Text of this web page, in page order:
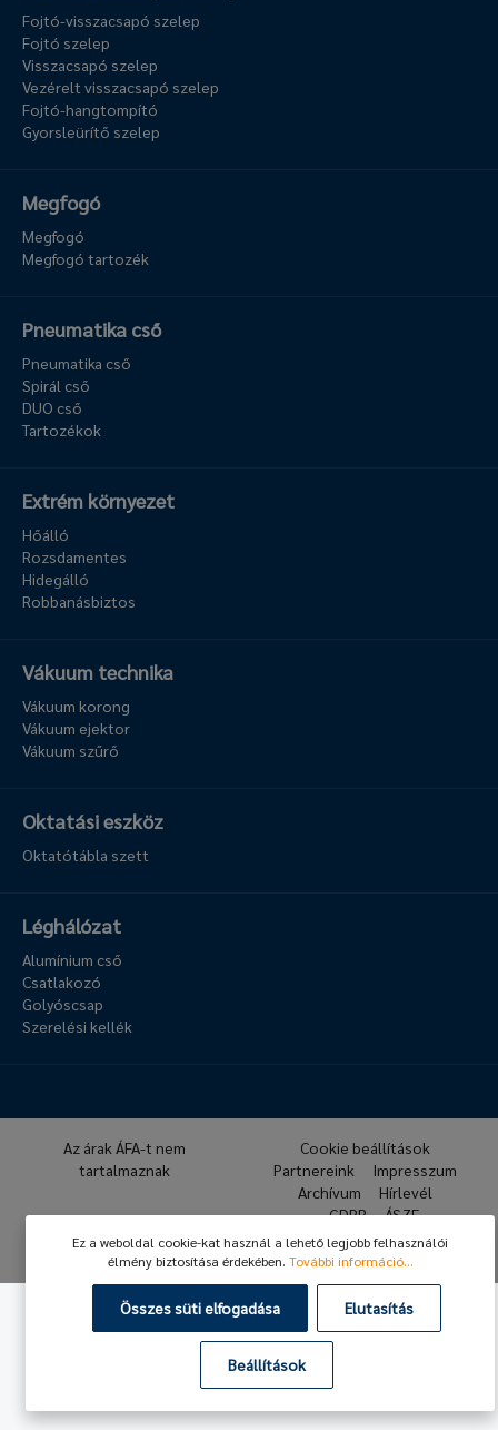
Fojtó-visszacsapó szelep
Fojtó szelep
Visszacsapó szelep
Vezérelt visszacsapó szelep
Fojtó-hangtompító
Gyorsleürítő szelep
Megfogó
Megfogó
Megfogó tartozék
Pneumatika cső
Pneumatika cső
Spirál cső
DUO cső
Tartozékok
Extrém környezet
Hőálló
Rozsdamentes
Hidegálló
Robbanásbiztos
Vákuum technika
Vákuum korong
Vákuum ejektor
Vákuum szűrő
Oktatási eszköz
Oktatótábla szett
Léghálózat
Alumínium cső
Csatlakozó
Golyóscsap
Szerelési kellék
© 2026 Hafner Pneumatika
Az árak ÁFA-t nem
tartalmaznak
Cookie beállítások
Partnereink
Impresszum
Archívum
Hírlevél
GDPR
ÁSZF
Ez a weboldal cookie-kat használ a lehető legjobb felhasználói
élmény biztosítása érdekében. További információ...
Összes süti elfogadása Elutasítás
Beállítások